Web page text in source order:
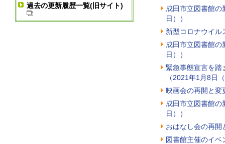
過去の更新履歴一覧(旧サイト)
成田市立図書館
日））
新型コロナウイル
成田市立図書館
日））
緊急事態宣言を踏
（2021年1月8日
映画会の再開と変
成田市立図書館
日））
おはなし会の再
図書館主催のイ